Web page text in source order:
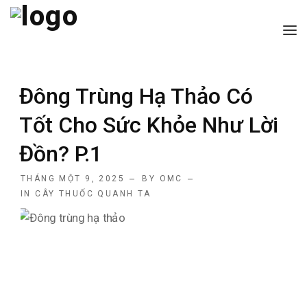
GIỚI THIỆU
CÁC DỊCH VỤ
BÀI VIẾT HAY
LIÊN HỆ
Đông Trùng Hạ Thảo Có
Tốt Cho Sức Khỏe Như Lời
Đồn? P.1
THÁNG MỘT 9, 2025 BY OMC
IN CÂY THUỐC QUANH TA